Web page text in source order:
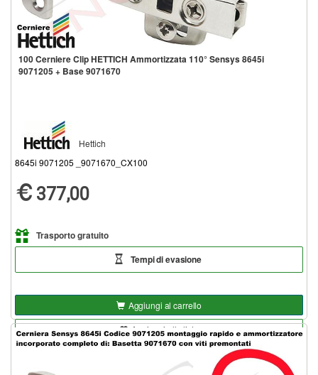
100 Cerniere Clip HETTICH Ammortizzata 110° Sensys 8645i
9071205 + Base 9071670
Hettich
8645i 9071205 _9071670_CX100
377,00
Trasporto gratuito
Tempi di evasione
Aggiungi al carrello
Aggiungi alla lista